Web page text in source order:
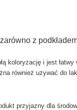
z
koloryzację i jest
również używać do
przyjazny dla